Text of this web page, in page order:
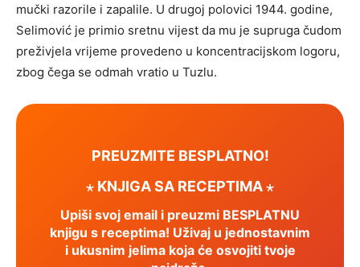
mučki razorile i zapalile. U drugoj polovici 1944. godine,
Selimović je primio sretnu vijest da mu je supruga čudom
preživjela vrijeme provedeno u koncentracijskom logoru,
zbog čega se odmah vratio u Tuzlu.
PREUZMITE BESPLATNO!
⋆ KNJIGA SA RECEPTIMA ⋆
Upiši svoj email i preuzmi BESPLATNU
knjigu s receptima! Uživaj u jednostavnim
i ukusnim jelima koja će osvojiti tvoje